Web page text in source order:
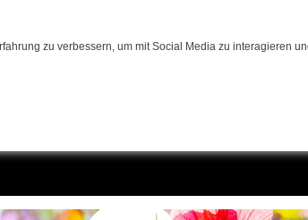
zu verbessern, um mit Social Media zu interagieren